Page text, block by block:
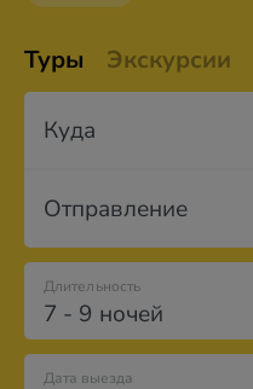
Туры Экскурсии
Куда
Отправление
7 - 9 ночей
Длительность
Дата выезда